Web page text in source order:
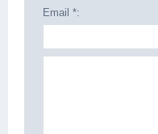
Email *: